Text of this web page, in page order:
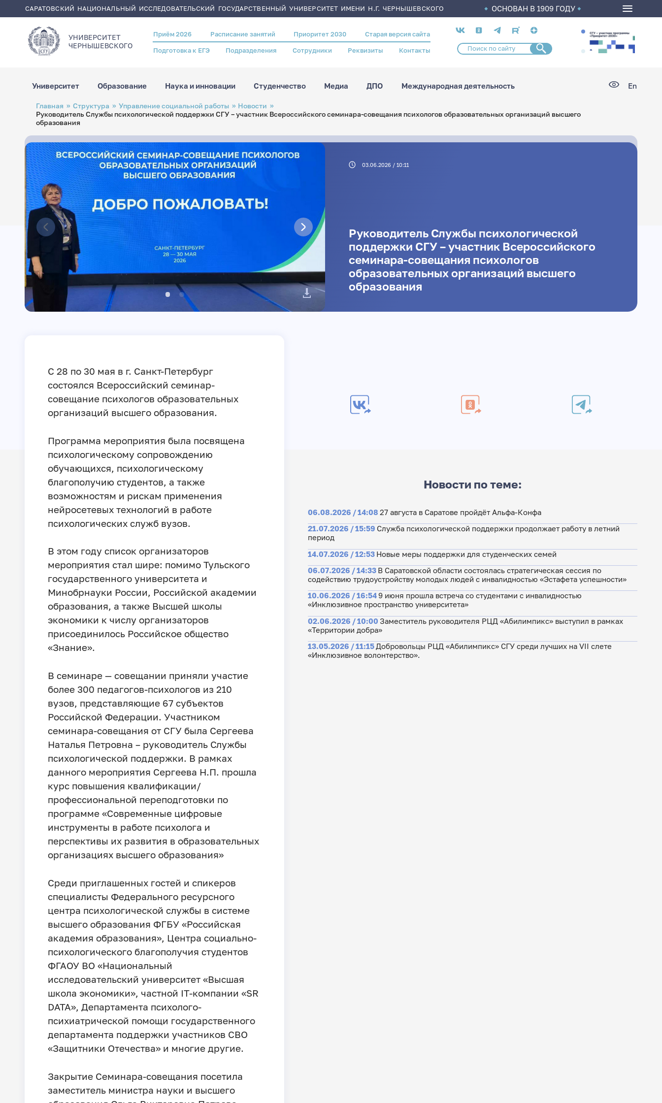
САРАТОВСКИЙ НАЦИОНАЛЬНЫЙ ИССЛЕДОВАТЕЛЬСКИЙ ГОСУДАРСТВЕННЫЙ УНИВЕРСИТЕТ ИМЕНИ Н.Г. ЧЕРНЫШЕВСКОГО ОСНОВАН В 1909 ГОДУ
УНИВЕРСИТЕТ
ЧЕРНЫШЕВСКОГO
Header
menu
Приём 2026 Расписание занятий Приоритет 2030 Старая версия сайта
Подготовка к ЕГЭ Подразделения Сотрудники Реквизиты Контакты
Социальные
сети
Университет Образование Наука и инновации Студенчество Медиа ДПО Международная деятельность En
Строка
навигации
Главная Структура Управление социальной работы
Новости
Руководитель Службы психологической поддержки СГУ – участник Всероссийского семинара-совещания психологов образовательных организаций высшего
образования
03.06.2026 / 10:11
Руководитель Службы психологической
поддержки СГУ – участник Всероссийского
семинара-совещания психологов
образовательных организаций высшего
образования
С 28 по 30 мая в г. Санкт-Петербург
состоялся Всероссийский семинар-
совещание психологов образовательных
организаций высшего образования.
Программа мероприятия была посвящена
психологическому сопровождению
обучающихся, психологическому
благополучию студентов, а также
возможностям и рискам применения
нейросетевых технологий в работе
психологических служб вузов.
В этом году список организаторов
мероприятия стал шире: помимо Тульского
государственного университета и
Минобрнауки России, Российской академии
образования, а также Высшей школы
экономики к числу организаторов
присоединилось Российское общество
«Знание».
В семинаре — совещании приняли участие
более 300 педагогов-психологов из 210
вузов, представляющие 67 субъектов
Российской Федерации. Участником
семинара-совещания от СГУ была Сергеева
Наталья Петровна – руководитель Службы
психологической поддержки. В рамках
данного мероприятия Сергеева Н.П. прошла
курс повышения квалификации/
профессиональной переподготовки по
программе «Современные цифровые
инструменты в работе психолога и
перспективы их развития в образовательных
организациях высшего образования»
Среди приглашенных гостей и спикеров
специалисты Федерального ресурсного
центра психологической службы в системе
высшего образования ФГБУ «Российская
академия образования», Центра социально-
психологического благополучия студентов
ФГАОУ ВО «Национальный
исследовательский университет «Высшая
школа экономики», частной IT-компании «SR
DATA», Департамента психолого-
психиатрической помощи государственного
департамента поддержки участников СВО
«Защитники Отечества» и многие другие.
Закрытие Семинара-совещания посетила
заместитель министра науки и высшего
Новости по теме:
06.08.2026 / 14:08 27 августа в Саратове пройдёт Альфа-Конфа
21.07.2026 / 15:59 Служба психологической поддержки продолжает работу в летний
период
14.07.2026 / 12:53 Новые меры поддержки для студенческих семей
06.07.2026 / 14:33 В Саратовской области состоялась стратегическая сессия по
содействию трудоустройству молодых людей с инвалидностью «Эстафета успешности»
10.06.2026 / 16:549 июня прошла встреча со студентами с инвалидностью
«Инклюзивное пространство университета»
02.06.2026 / 10:00 Заместитель руководителя РЦД «Абилимпикс» выступил в рамках
«Территории добра»
13.05.2026 / 11:15Добровольцы РЦД «Абилимпикс» СГУ среди лучших на VII слете
«Инклюзивное волонтерство».